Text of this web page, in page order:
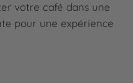
votre café dans une
pour une expérience